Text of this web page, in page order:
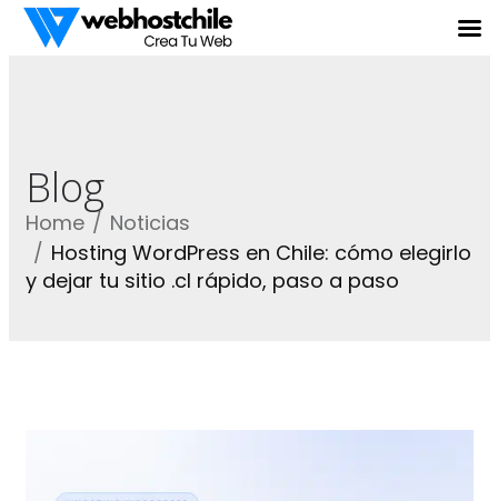
Blog
Home
Noticias
Hosting WordPress en Chile: cómo elegirlo
y dejar tu sitio .cl rápido, paso a paso